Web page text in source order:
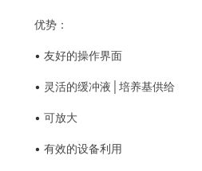
优势：
• 友好的操作界面
• 灵活的缓冲液│培养基供给
• 可放大
• 有效的设备利用